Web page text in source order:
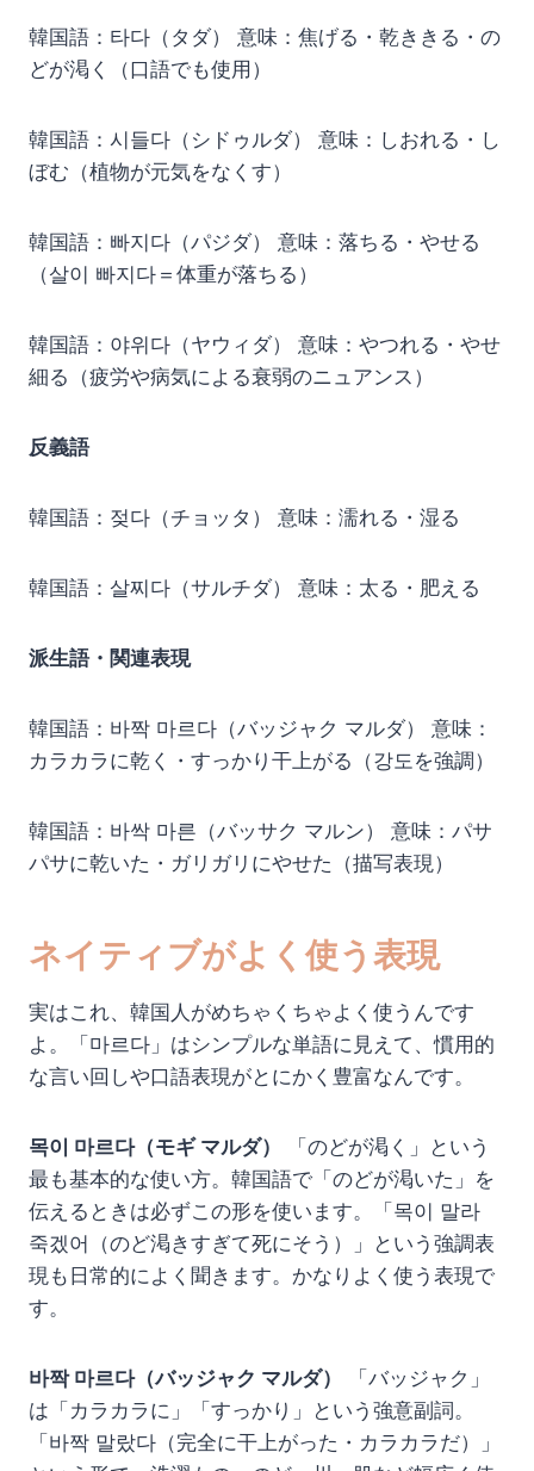
韓国語：타다（タダ） 意味：焦げる・乾ききる・の
どが渇く（口語でも使用）
韓国語：시들다（シドゥルダ） 意味：しおれる・し
ぼむ（植物が元気をなくす）
韓国語：빠지다（パジダ） 意味：落ちる・やせる
（살이 빠지다＝体重が落ちる）
韓国語：야위다（ヤウィダ） 意味：やつれる・やせ
細る（疲労や病気による衰弱のニュアンス）
反義語
韓国語：젖다（チョッタ） 意味：濡れる・湿る
韓国語：살찌다（サルチダ） 意味：太る・肥える
派生語・関連表現
韓国語：바짝 마르다（バッジャク マルダ） 意味：
カラカラに乾く・すっかり干上がる（강도を強調）
韓国語：바싹 마른（バッサク マルン） 意味：パサ
パサに乾いた・ガリガリにやせた（描写表現）
ネイティブがよく使う表現
実はこれ、韓国人がめちゃくちゃよく使うんです
よ。「마르다」はシンプルな単語に見えて、慣用的
な言い回しや口語表現がとにかく豊富なんです。
목이 마르다（モギ マルダ）
「のどが渇く」という
最も基本的な使い方。韓国語で「のどが渇いた」を
伝えるときは必ずこの形を使います。「목이 말라
죽겠어（のど渇きすぎて死にそう）」という強調表
現も日常的によく聞きます。かなりよく使う表現で
す。
바짝 마르다（バッジャク マルダ）
「バッジャク」
は「カラカラに」「すっかり」という強意副詞。
「바짝 말랐다（完全に干上がった・カラカラだ）」